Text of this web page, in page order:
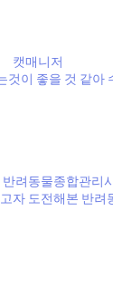
캣매니저
것이 좋을 것 같
반려동물종합관리
자 도전해본 반